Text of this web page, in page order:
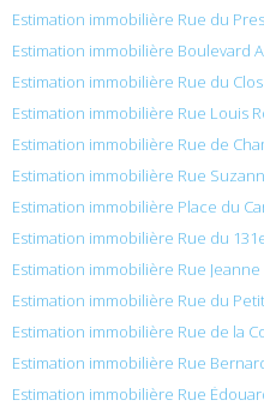
Estimation immobilière Rue du
Estimation immobilière Boulevard
Estimation immobilière Rue du
Estimation immobilière Rue Louis
Estimation immobilière Rue de
Estimation immobilière Rue
Estimation immobilière Place du
Estimation immobilière Rue du
Estimation immobilière Rue
Estimation immobilière Rue du
Estimation immobilière Rue de la
Estimation immobilière Rue
Estimation immobilière Rue